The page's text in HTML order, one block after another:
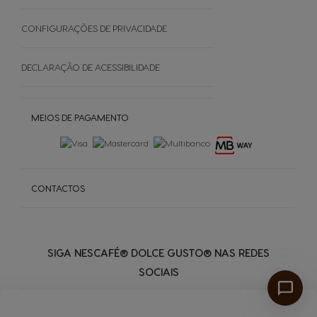
SOBRE
Cápsulas Castanhas
SIGA NESCAFÉ® DOLCE GUSTO® NAS REDES
SOCIAIS
MEIOS DE PAGAMENTO
CONTACTOS
CONFIGURAÇÕES DE PRIVACIDADE
DECLARAÇÃO DE ACESSIBILIDADE